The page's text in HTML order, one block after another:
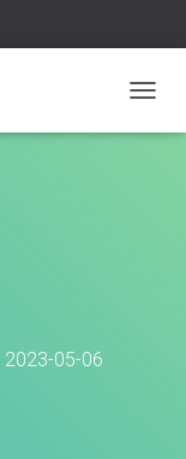
ビ
2023-05-06